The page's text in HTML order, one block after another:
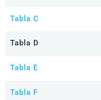
Tabla C
Tabla D
Tabla E
Tabla F